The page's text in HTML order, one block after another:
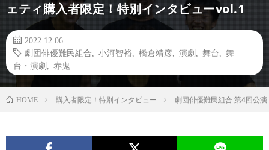
ェティ購入者限定！特別インタビューvol.1
2022.12.06
劇団俳優難民組合
小河智裕 橋倉靖彦 演劇 舞台
舞
台・演劇
赤鬼
HOME 購入者限定！特別インタビュー 劇団俳優難民組合 第4回公